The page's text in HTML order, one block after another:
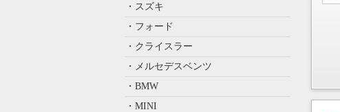
・スズキ
・フォード
・クライスラー
・メルセデスベンツ
・BMW
・MINI